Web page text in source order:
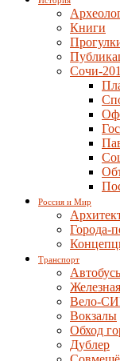
Книги
Сочи-
Россия и Мир
Города-
Транспорт
Вело-
Вокзалы
Обход
Дублер